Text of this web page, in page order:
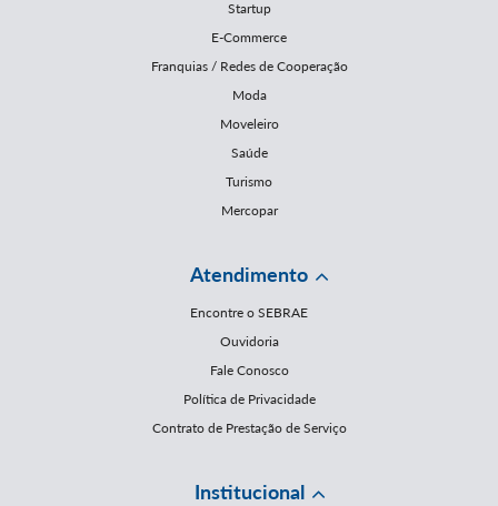
Startup
E-Commerce
Franquias / Redes de Cooperação
Moda
Moveleiro
Saúde
Turismo
Mercopar
Atendimento
Encontre o SEBRAE
Ouvidoria
Fale Conosco
Política de Privacidade
Contrato de Prestação de Serviço
Institucional